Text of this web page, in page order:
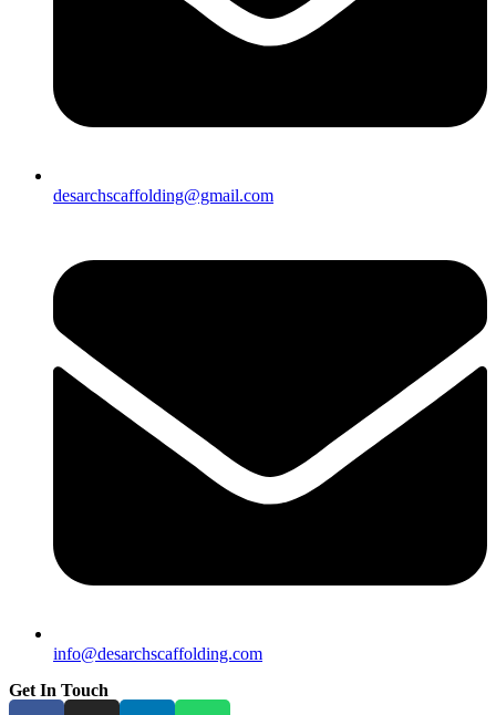
desarchscaffolding@gmail.com
info@desarchscaffolding.com
Get In Touch